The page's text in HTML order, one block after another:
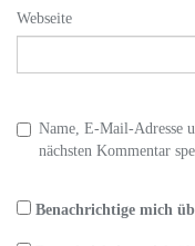
Webseite
Name, E-Mail-Adresse
nächsten Kommentar
Benachrichtige mich